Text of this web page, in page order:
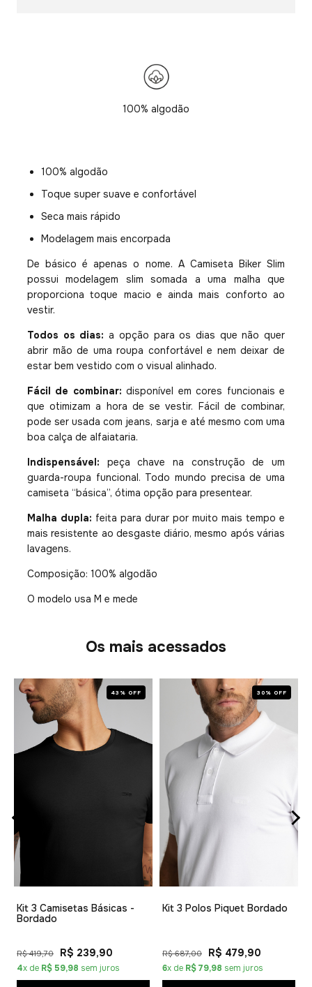
100% algodão
100% algodão
Toque super suave e confortável
Seca mais rápido
Modelagem mais encorpada
De básico é apenas o nome. A Camiseta Biker Slim
possui modelagem slim somada a uma malha que
proporciona toque macio e ainda mais conforto ao
vestir.
Todos os dias: a opção para os dias que não quer
abrir mão de uma roupa confortável e nem deixar de
estar bem vestido com o visual alinhado.
Fácil de combinar: disponível em cores funcionais e
que otimizam a hora de se vestir. Fácil de combinar,
pode ser usada com jeans, sarja e até mesmo com uma
boa calça de alfaiataria.
Indispensável: peça chave na construção de um
guarda-roupa funcional. Todo mundo precisa de uma
camiseta “básica”, ótima opção para presentear.
Malha dupla: feita para durar por muito mais tempo e
mais resistente ao desgaste diário, mesmo após várias
lavagens.
Composição: 100% algodão
O modelo usa M e mede
Os mais acessados
43% OFF
Kit 3 Camisetas Básicas -
Bordado
R$ 419,70 R$ 239,90
4x de R$ 59,98 sem juros
30% OFF
Kit 3 Polos Piquet Bordado
R$ 687,00 R$ 479,90
6x de R$ 79,98 sem juros